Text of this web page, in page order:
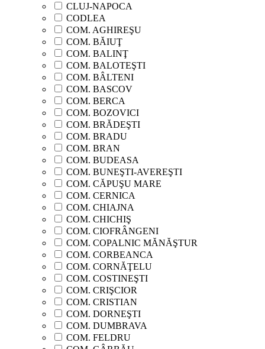
CLUJ-NAPOCA
CODLEA
COM. AGHIREŞU
COM. BĂIUŢ
COM. BALINŢ
COM. BALOTEŞTI
COM. BÂLTENI
COM. BASCOV
COM. BERCA
COM. BOZOVICI
COM. BRĂDEŞTI
COM. BRADU
COM. BRAN
COM. BUDEASA
COM. BUNEŞTI-AVEREŞTI
COM. CĂPUŞU MARE
COM. CERNICA
COM. CHIAJNA
COM. CHICHIŞ
COM. CIOFRÂNGENI
COM. COPALNIC MĂNĂŞTUR
COM. CORBEANCA
COM. CORNĂŢELU
COM. COSTINEŞTI
COM. CRIŞCIOR
COM. CRISTIAN
COM. DORNEŞTI
COM. DUMBRAVA
COM. FELDRU